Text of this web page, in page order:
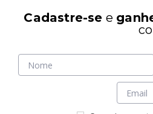
Cadastre-se e